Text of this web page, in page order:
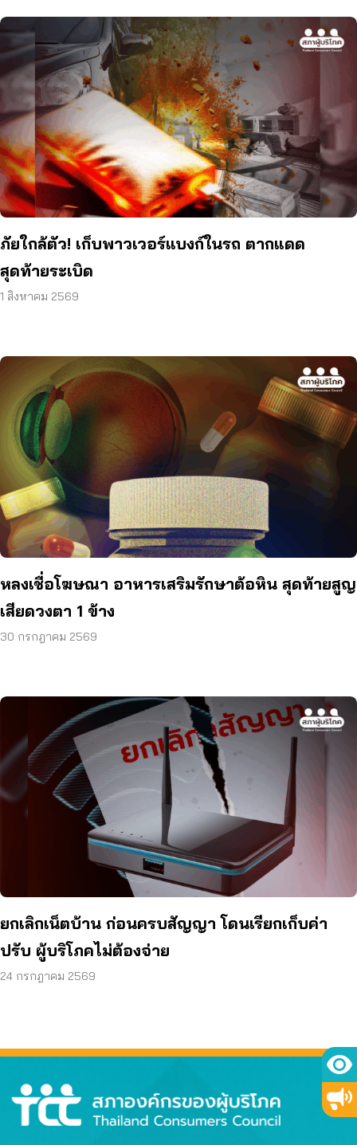
ภัยใกล้ตัว! เก็บพาวเวอร์แบงก์ในรถ ตากแดด
สุดท้ายระเบิด
1 สิงหาคม 2569
หลงเชื่อโฆษณา อาหารเสริมรักษาต้อหิน สุดท้ายสูญ
เสียดวงตา 1 ข้าง
30 กรกฎาคม 2569
ยกเลิกเน็ตบ้าน ก่อนครบสัญญา โดนเรียกเก็บค่า
ปรับ ผู้บริโภคไม่ต้องจ่าย
24 กรกฎาคม 2569